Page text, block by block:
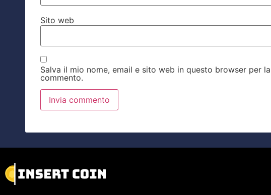
Sito web
Salva il mio nome, email e sito web in questo browser per
commento.